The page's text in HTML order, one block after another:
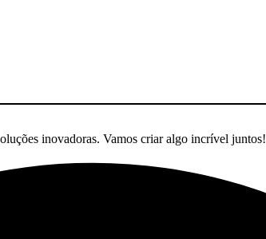
inovadoras. Vamos criar algo incrível juntos!